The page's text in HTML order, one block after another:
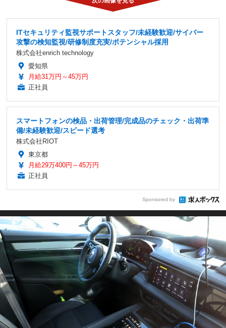
ITセキュリティ監視サポートスタッフ/未経験歓迎/サイバー
攻撃の検知監視/研修制度充実/ポテンシャル採用
株式会社enrich technology
愛知県
月給31万円～45万円
正社員
スマートフォンの検品・出荷管理/完成品のチェック・出荷準
備/未経験歓迎/スピード選考
株式会社RIOT
東京都
月給29万400円～45万円
正社員
Sponsored by